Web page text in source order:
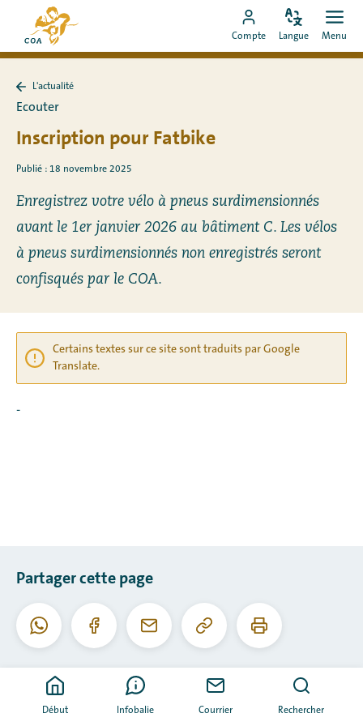
directement
au
Vers
la
page
de
MyCOA
Aller
vers
Compte
Modifiez
langue
Langue Menu
Début Infobalie Courrier Rechercher
à
L'actualité
Ecouter
Inscription pour Fatbike
Publié : 18 novembre 2025
Enregistrez votre vélo à pneus surdimensionnés
avant le 1er janvier 2026 au bâtiment C. Les vélos
à pneus surdimensionnés non enregistrés seront
confisqués par le COA.
Certains textes sur ce site sont traduits par Google
Translate.
-
Partager cette page
WhatsAppFacebookCourriel
Copier
cette
Imprimer
cette